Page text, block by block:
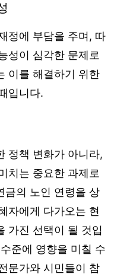
정에 부담을 주며, 따
성이 심각한 문제로
이를 해결하기 위한
입니다.
정책 변화가 아니라,
치는 중요한 과제로
금의 노인 연령을 상
자에게 다가오는 현
가진 선택이 될 것입
준에 영향을 미칠 수
문가와 시민들이 참